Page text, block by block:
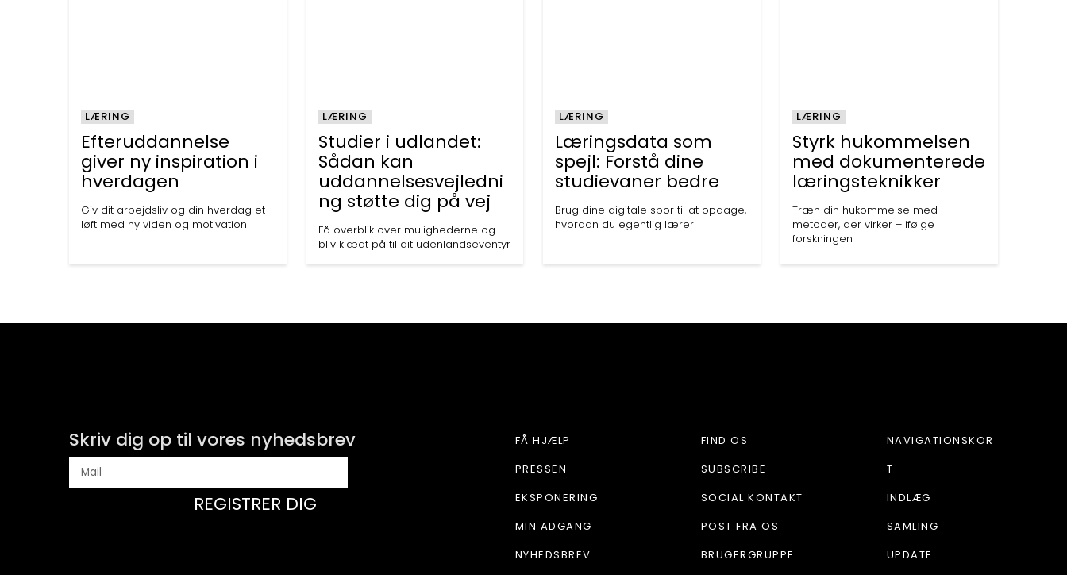
Efteruddannelse
giver ny inspiration i
hverdagen
Giv dit arbejdsliv og din hverdag et
løft med ny viden og motivation
LÆRING
Studier i udlandet:
Sådan kan
uddannelsesvejledni
ng støtte dig på vej
Få overblik over mulighederne og
bliv klædt på til dit udenlandseventyr
LÆRING
Læringsdata som
spejl: Forstå dine
studievaner bedre
Brug dine digitale spor til at opdage,
hvordan du egentlig lærer
LÆRING
Styrk hukommelsen
med dokumenterede
læringsteknikker
Træn din hukommelse med
metoder, der virker – ifølge
forskningen
LÆRING
Skriv dig op til vores nyhedsbrev
REGISTRER DIG
FÅ HJÆLP
PRESSEN
EKSPONERING
MIN ADGANG
NYHEDSBREV
FIND OS
SUBSCRIBE
SOCIAL KONTAKT
POST FRA OS
BRUGERGRUPPE
NAVIGATIONSKOR
T
INDLÆG
SAMLING
UPDATE